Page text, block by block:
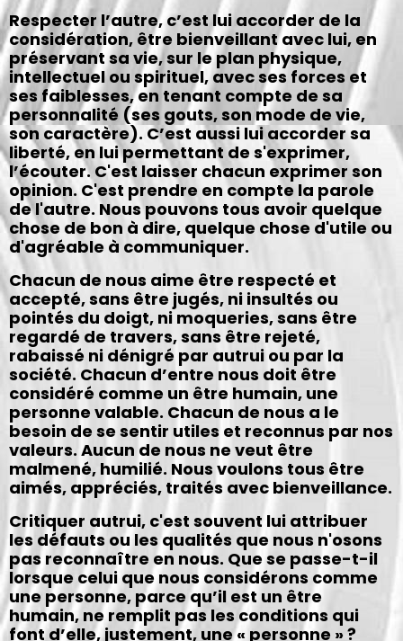
Respecter l’autre, c’est lui accorder de la
considération, être bienveillant avec lui, en
préservant sa vie, sur le plan physique,
intellectuel ou spirituel, avec ses forces et
ses faiblesses, en tenant compte de sa
personnalité (ses gouts, son mode de vie,
son caractère). C’est aussi lui accorder sa
liberté, en lui permettant de s'exprimer,
l’écouter. C'est laisser chacun exprimer son
opinion. C'est prendre en compte la parole
de l'autre. Nous pouvons tous avoir quelque
chose de bon à dire, quelque chose d'utile ou
d'agréable à communiquer.
Chacun de nous aime être respecté et
accepté, sans être jugés, ni insultés ou
pointés du doigt, ni moqueries, sans être
regardé de travers, sans être rejeté,
rabaissé ni dénigré par autrui ou par la
société. Chacun d’entre nous doit être
considéré comme un être humain, une
personne valable. Chacun de nous a le
besoin de se sentir utiles et reconnus par nos
valeurs. Aucun de nous ne veut être
malmené, humilié. Nous voulons tous être
aimés, appréciés, traités avec bienveillance.
Critiquer autrui, c'est souvent lui attribuer
les défauts ou les qualités que nous n'osons
pas reconnaître en nous. Que se passe-t-il
lorsque celui que nous considérons comme
une personne, parce qu’il est un être
humain, ne remplit pas les conditions qui
font d’elle, justement, une « personne » ?